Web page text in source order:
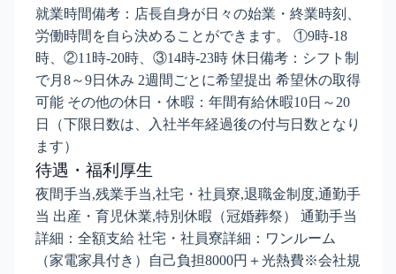
就業時間備考：店長自身が日々の始業・終業時刻、
労働時間を自ら決めることができます。 ①9時-18
時、②11時-20時、③14時-23時 休日備考：シフト制
で月8～9日休み 2週間ごとに希望提出 希望休の取得
可能 その他の休日・休暇：年間有給休暇10日～20
日（下限日数は、入社半年経過後の付与日数となり
ます）
待遇・福利厚生
夜間手当,残業手当,社宅・社員寮,退職金制度,通勤手
当 出産・育児休業,特別休暇（冠婚葬祭） 通勤手当
詳細：全額支給 社宅・社員寮詳細：ワンルーム
（家電家具付き）自己負担8000円＋光熱費※会社規